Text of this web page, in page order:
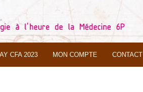
CFA 2023 MON COMPTE CONTACT